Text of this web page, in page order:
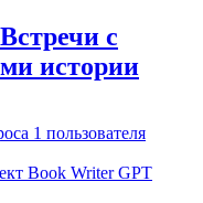
с
истории
1 пользователя
Book Writer GPT